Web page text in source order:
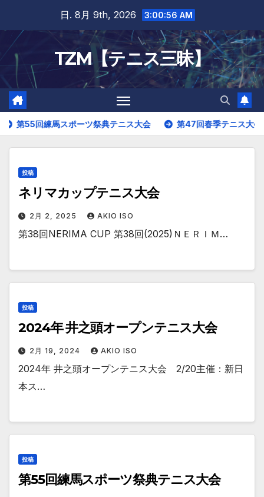
content
日. 8月 9th, 2026 3:00:57 AM
TZM【テニス三昧】
55回練馬スポーツ祭典テニス大会 第47回春季テニス大会(ド
投稿
ネリマカップテニス大会
2月 2, 2025 AKIO ISO
第38回NERIMA CUP 第38回(2025)ＮＥＲＩＭ…
投稿
2024年 井之頭オープンテニス大会
2月 19, 2024 AKIO ISO
2024年 井之頭オープンテニス大会 2/20主催：新日
本ス…
投稿
第55回練馬スポーツ祭典テニス大会